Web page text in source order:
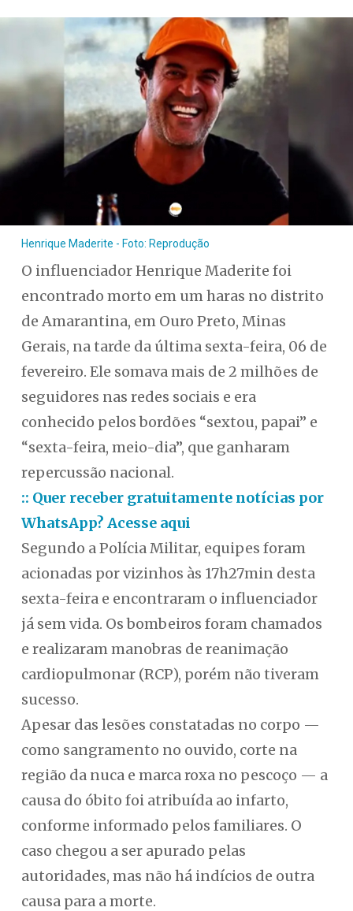
Henrique Maderite - Foto: Reprodução
O influenciador Henrique Maderite foi
encontrado morto em um haras no distrito
de Amarantina, em Ouro Preto, Minas
Gerais, na tarde da última sexta-feira, 06 de
fevereiro. Ele somava mais de 2 milhões de
seguidores nas redes sociais e era
conhecido pelos bordões “sextou, papai” e
“sexta-feira, meio-dia”, que ganharam
repercussão nacional.
:: Quer receber gratuitamente notícias por
WhatsApp? Acesse aqui
Segundo a Polícia Militar, equipes foram
acionadas por vizinhos às 17h27min desta
sexta-feira e encontraram o influenciador
já sem vida. Os bombeiros foram chamados
e realizaram manobras de reanimação
cardiopulmonar (RCP), porém não tiveram
sucesso.
Apesar das lesões constatadas no corpo —
como sangramento no ouvido, corte na
região da nuca e marca roxa no pescoço — a
causa do óbito foi atribuída ao infarto,
conforme informado pelos familiares. O
caso chegou a ser apurado pelas
autoridades, mas não há indícios de outra
causa para a morte.